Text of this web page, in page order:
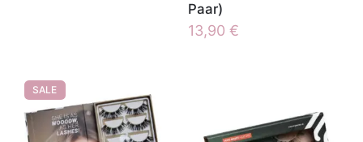
Paar)
13,90 €
SALE